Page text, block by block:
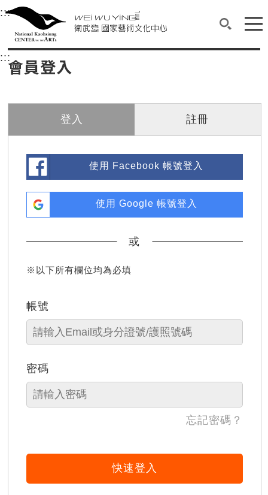
衛武營國家藝術文化中心
中央內容區塊，為本頁主要內容區。
:::選單連結區塊，此區塊列有本網站主要連結。
衛武營國家藝術文化中心
搜尋(開
網
::: 中央內容區塊，為本頁主要內容區。
會員登入
登入 註冊
使用 Facebook 帳號登入
使用 Google 帳號登入
或
※以下所有欄位均為必填
帳號
密碼
忘記密碼？
快速登入